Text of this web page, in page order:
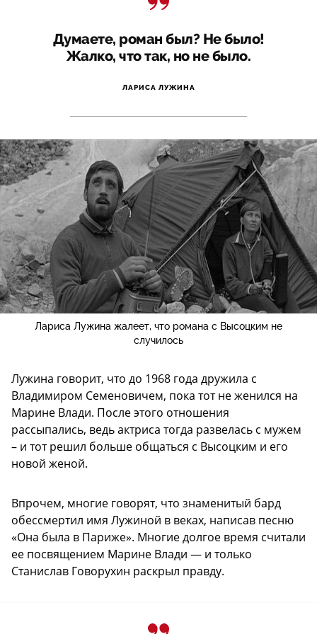
Думаете, роман был? Не было!
Жалко, что так, но не было.
ЛАРИСА ЛУЖИНА
Лариса Лужина жалеет, что романа с Высоцким не
случилось
Лужина говорит, что до 1968 года дружила с
Владимиром Семеновичем, пока тот не женился на
Марине Влади. После этого отношения
рассыпались, ведь актриса тогда развелась с мужем
– и тот решил больше общаться с Высоцким и его
новой женой.
Впрочем, многие говорят, что знаменитый бард
обессмертил имя Лужиной в веках, написав песню
«Она была в Париже». Многие долгое время считали
ее посвящением Марине Влади — и только
Станислав Говорухин раскрыл правду.